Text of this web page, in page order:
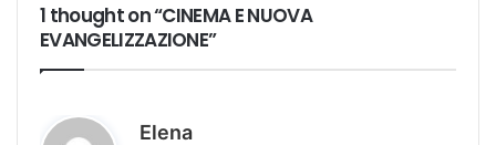
1 thought on “CINEMA E NUOVA
EVANGELIZZAZIONE”
Elena